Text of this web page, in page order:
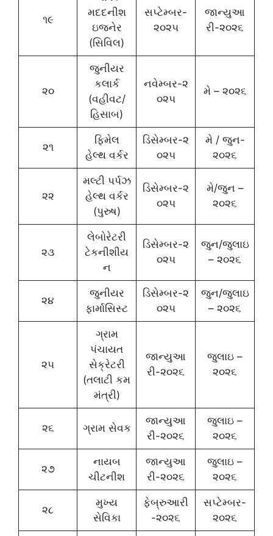
૧૯
મદદનીશ
ઇજનેર
(સિવિલ)
સપ્ટેમ્બર-
૨૦૨૫
જાન્યુઆ
રી-૨૦૨૬
૨૦
જુનીયર
કલાર્ક
(વહીવટ/
હિસાબ)
નવેમ્બર-૨
૦૨૫
મે – ૨૦૨૬
૨૧
ફિમેલ
હેલ્થ વર્કર
ડિસેમ્બર-૨
૦૨૫
મે / જુન-
૨૦૨૬
૨૨
મલ્ટી પર્પઝ
હેલ્થ વર્કર
(પુરુષ)
ડિસેમ્બર-૨
૦૨૫
મે/જુન –
૨૦૨૬
૨૩
લેબોરેટરી
ટેકનીશીય
ન
ડિસેમ્બર-૨
૦૨૫
જુન/જુલાઇ
– ૨૦૨૬
૨૪
જુનીયર
ફાર્માસિસ્ટ
ડિસેમ્બર-૨
૦૨૫
જુન/જુલાઇ
– ૨૦૨૬
૨૫
ગ્રામ
પંચાયત
સેક્રેટરી
(તલાટી કમ
મંત્રી)
જાન્યુઆ
રી-૨૦૨૬
જુલાઇ –
૨૦૨૬
૨૬ ગ્રામ સેવક
જાન્યુઆ
રી-૨૦૨૬
જુલાઇ –
૨૦૨૬
૨૭
નાયબ
ચીટનીશ
જાન્યુઆ
રી-૨૦૨૬
જુલાઇ –
૨૦૨૬
૨૮
મુખ્ય
સેવિકા
ફેબ્રુઆરી
-૨૦૨૬
સપ્ટેમ્બર-
૨૦૨૬